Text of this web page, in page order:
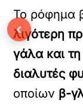
Το ρόφημα
λιγότερη
γάλα και τη
διαλυτές
οποίων β-
‹